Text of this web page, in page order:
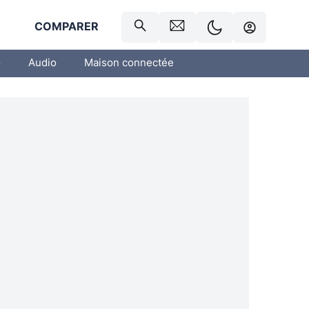
COMPARER
Audio Maison connectée